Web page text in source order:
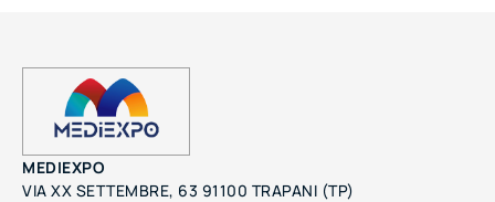
MEDIEXPO
VIA XX SETTEMBRE, 63 91100 TRAPANI (TP)